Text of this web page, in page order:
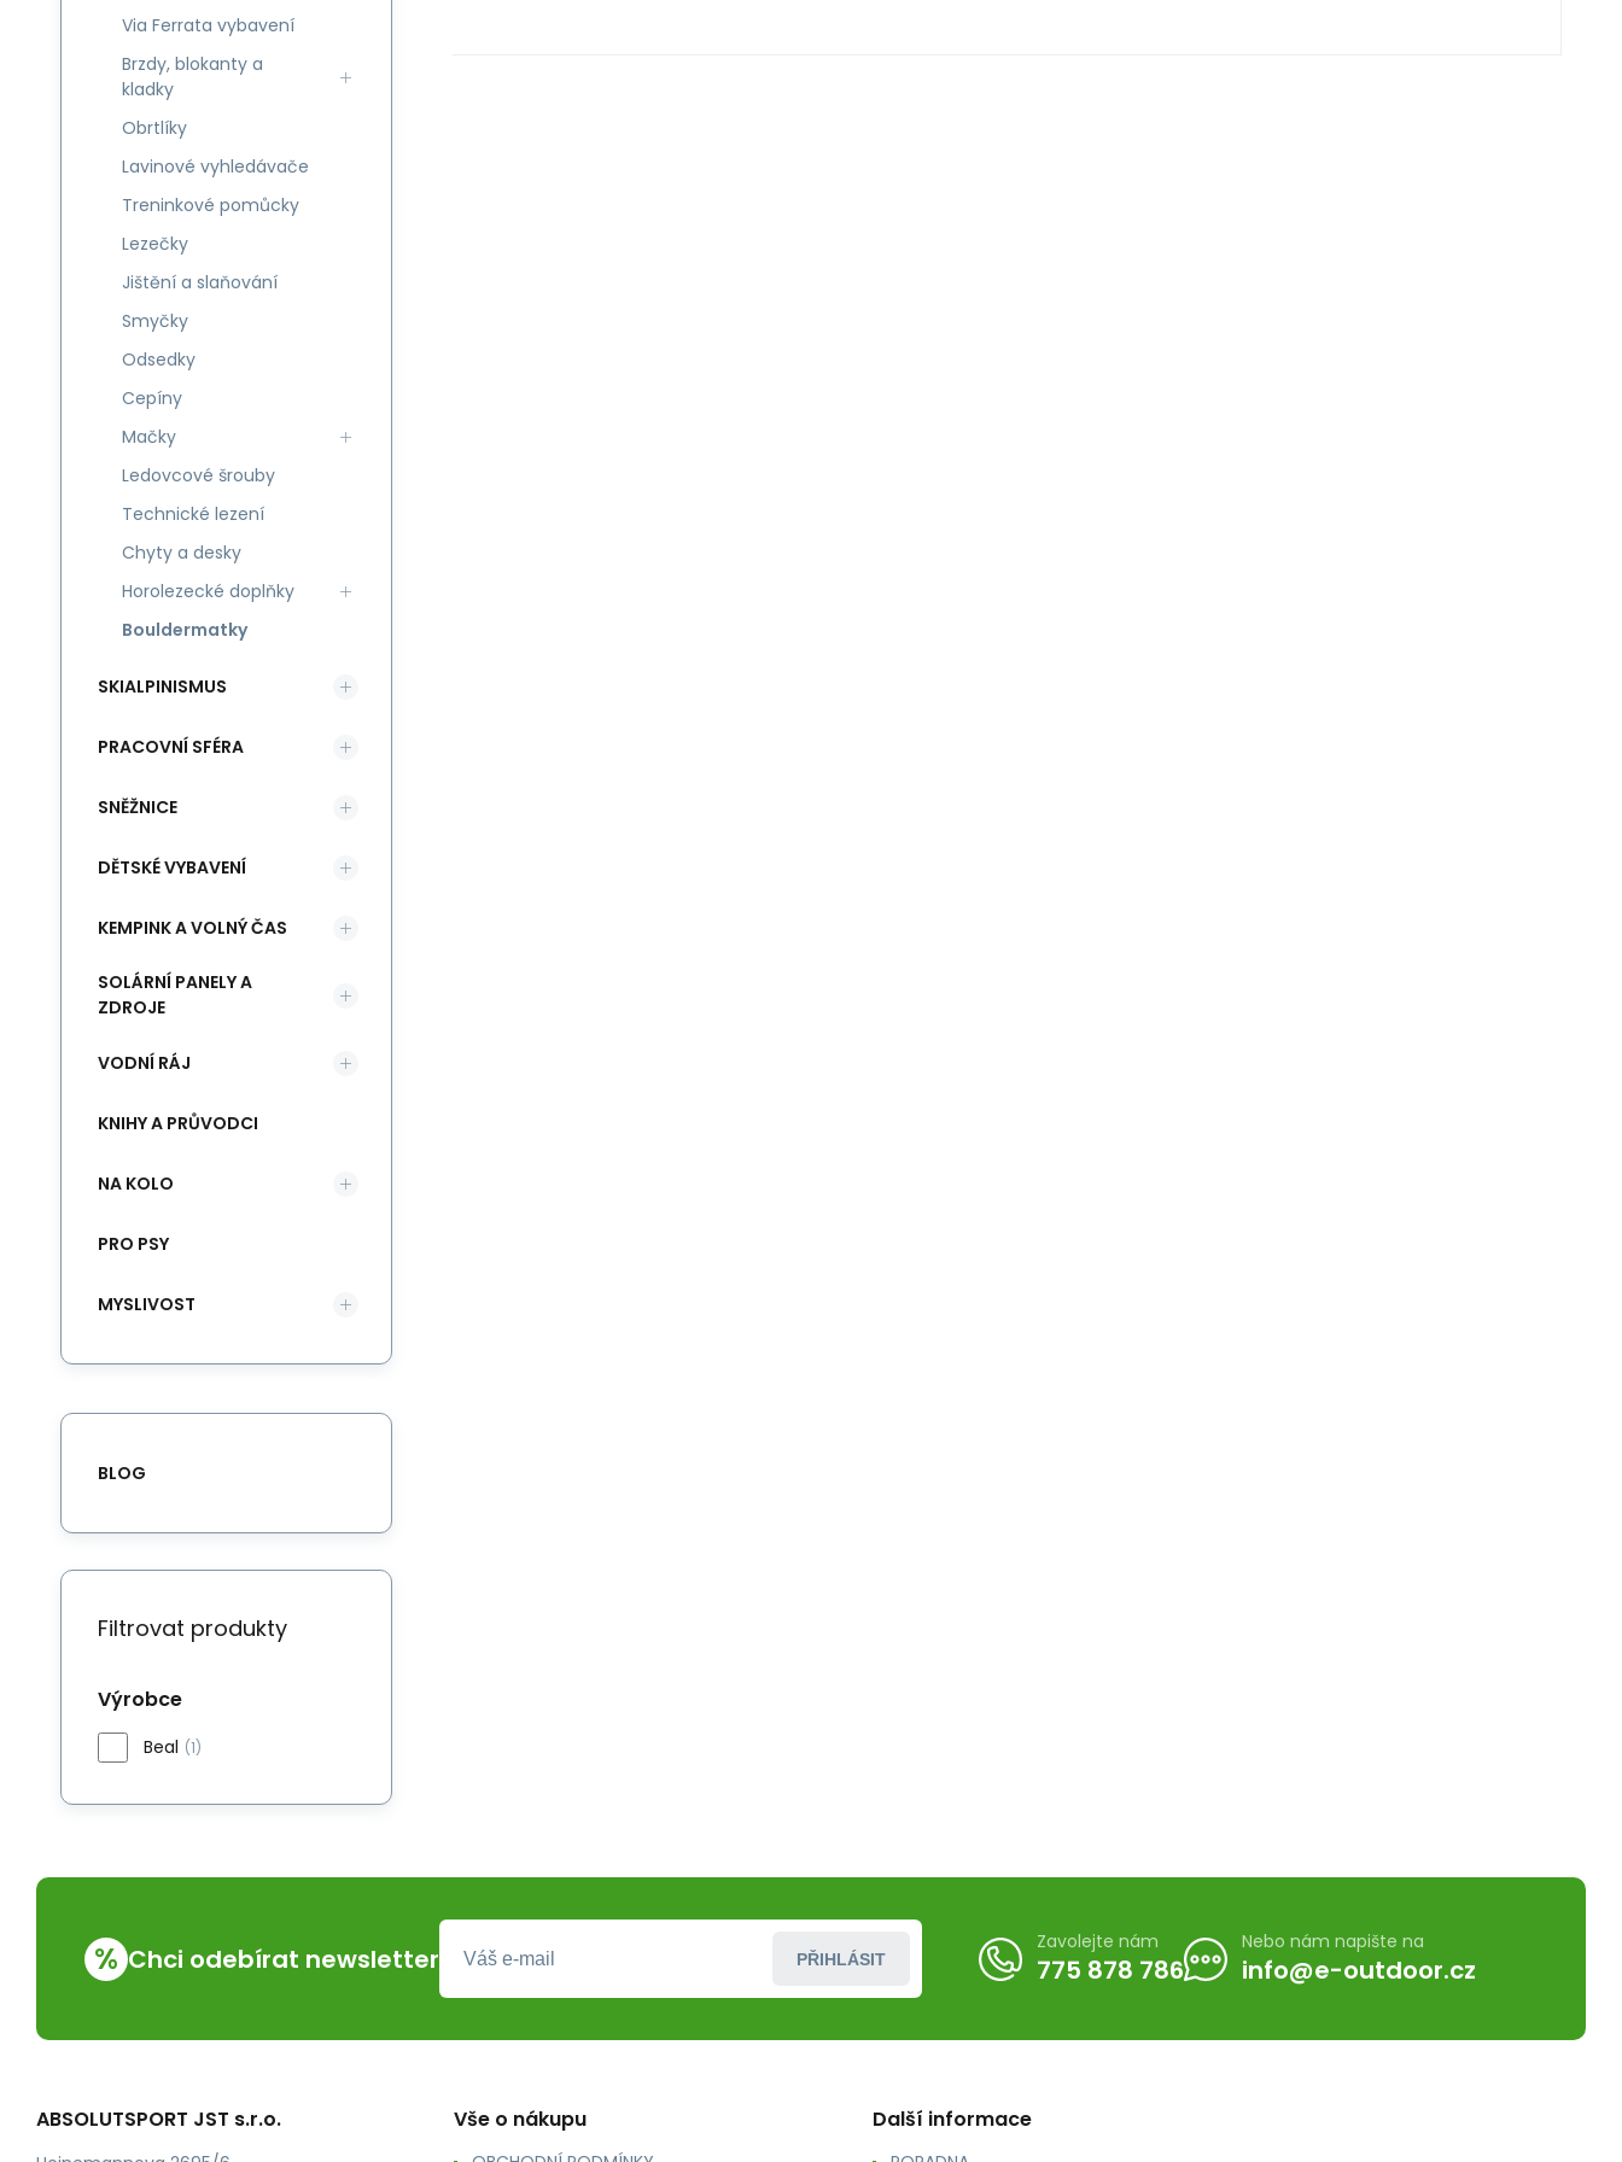
Via Ferrata vybavení
Brzdy, blokanty a
kladky
Obrtlíky
Lavinové vyhledávače
Treninkové pomůcky
Lezečky
Jištění a slaňování
Smyčky
Odsedky
Cepíny
Mačky
Ledovcové šrouby
Technické lezení
Chyty a desky
Horolezecké doplňky
Bouldermatky
SKIALPINISMUS
PRACOVNÍ SFÉRA
SNĚŽNICE
DĚTSKÉ VYBAVENÍ
KEMPINK A VOLNÝ ČAS
SOLÁRNÍ PANELY A
ZDROJE
VODNÍ RÁJ
KNIHY A PRŮVODCI
NA KOLO
PRO PSY
MYSLIVOST
BLOG
Filtrovat produkty
Výrobce
Beal (1)
% Chci odebírat newsletter PŘIHLÁSIT
Zavolejte nám
775 878 786
Nebo nám napište na
info@e-outdoor.cz
ABSOLUTSPORT JST s.r.o. Vše o nákupu Další informace